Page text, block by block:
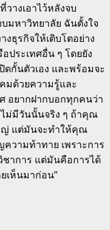
างเอาไว้หลังจบ
มหาวิทยาลัย ฉันตั้งใจ
งธุรกิจให้เติบโตอย่าง
ประเทศอื่น ๆ โดยยัง
ดกั้นตัวเอง และพร้อมจะ
มด้วยความรู้และ
อยากฝากบอกทุกคนว่า
ม่มีวันนั้นจริง ๆ ถ้าคุณ
ญ่ แต่มันจะทำให้คุณ
ความท้าทาย เพราะการ
ชาการ แต่มันคือการได้
เห็นมาก่อน”